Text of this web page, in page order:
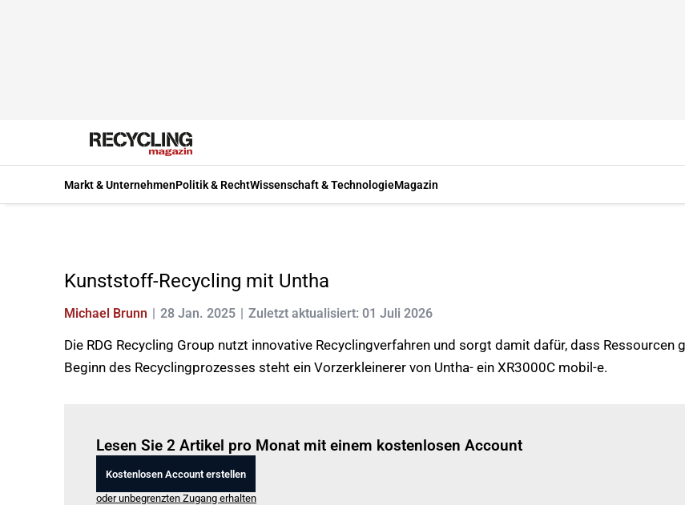
Markt & UnternehmenPolitik & RechtWissenschaft & TechnologieMagazin
Kunststoff-Recycling mit Untha
Michael Brunn 28 Jan. 2025 Zuletzt aktualisiert: 01 Juli 2026
Die RDG Recycling Group nutzt innovative Recyclingverfahren und sorgt damit dafür, dass
Beginn des Recyclingprozesses steht ein Vorzerkleinerer von Untha- ein XR3000C mobil-e.
Lesen Sie 2 Artikel pro Monat mit einem kostenlosen Account
Kostenlosen Account erstellen
oder unbegrenzten Zugang erhalten